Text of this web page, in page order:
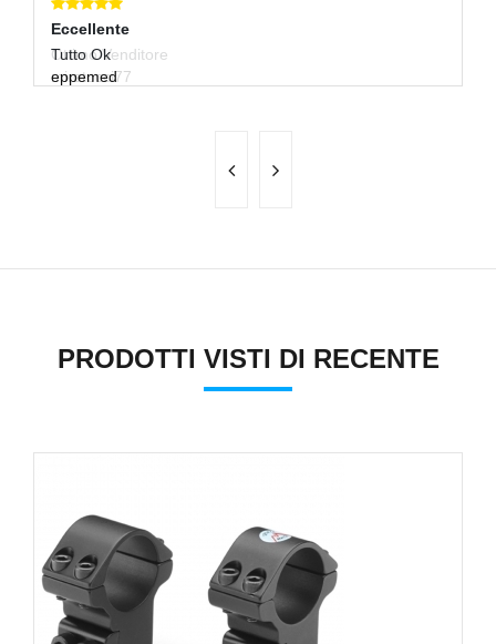
Eccellente
Ottimo Venditore
mirotocci77
Eccellente
Tutto Ok
eppemed
PRODOTTI VISTI DI RECENTE